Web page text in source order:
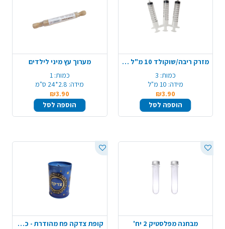
מזרק ריבה/שוקולד 10 מ"ל 3 יח'
כמות: 3
מידה: 10 מ"ל
₪3.90
הוספה לסל
מערוך עץ מיני לילדים
כמות: 1
מידה: 2.8*24 ס"מ
₪3.90
הוספה לסל
מבחנה מפלסטיק 2 יח'
קופת צדקה פח מהודרת - כחול